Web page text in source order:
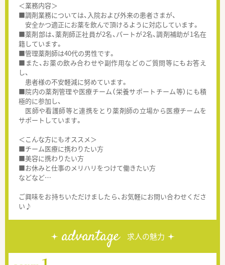
＜業務内容＞
■調剤業務については、入院および外来の患者さまが、
安全かつ適正にお薬を飲んで頂けるように対応しています。
■薬剤部は、薬剤師正社員が2名、パートが2名、調剤補助が1名在
籍しています。
■管理薬剤師は40代の男性です。
■また、お薬の飲み合わせや副作用などのご質問等にもお答え
し、
患者様の不安軽減に努めています。
■院内の薬剤管理や医療チーム（栄養サポートチーム等）にも積
極的に参加し、
医師や看護師等と連携をとり薬剤師の立場から医療チームを
サポートしています。
＜こんな方にもオススメ＞
■チーム医療に携わりたい方
■美容に携わりたい方
■お休みと仕事のメリハリをつけて働きたい方
などなど…
ご興味をお持ちいただけましたら、お気軽にお問い合わせくださ
い♪
advantage 求人の魅力